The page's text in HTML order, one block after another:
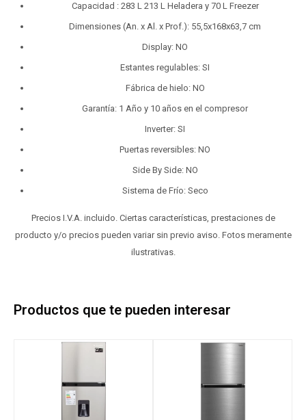
Capacidad : 283 L 213 L Heladera y 70 L Freezer
Dimensiones (An. x Al. x Prof.): 55,5x168x63,7 cm
Display: NO
Estantes regulables: SI
Fábrica de hielo: NO
Garantía: 1 Año y 10 años en el compresor
Inverter: SI
Puertas reversibles: NO
Side By Side: NO
Sistema de Frío: Seco
Precios I.V.A. incluido. Ciertas características, prestaciones de
producto y/o precios pueden variar sin previo aviso. Fotos meramente
ilustrativas.
Productos que te pueden interesar